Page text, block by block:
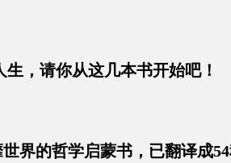
，请你从这几本书开始吧！
界的哲学启蒙书，已翻译成